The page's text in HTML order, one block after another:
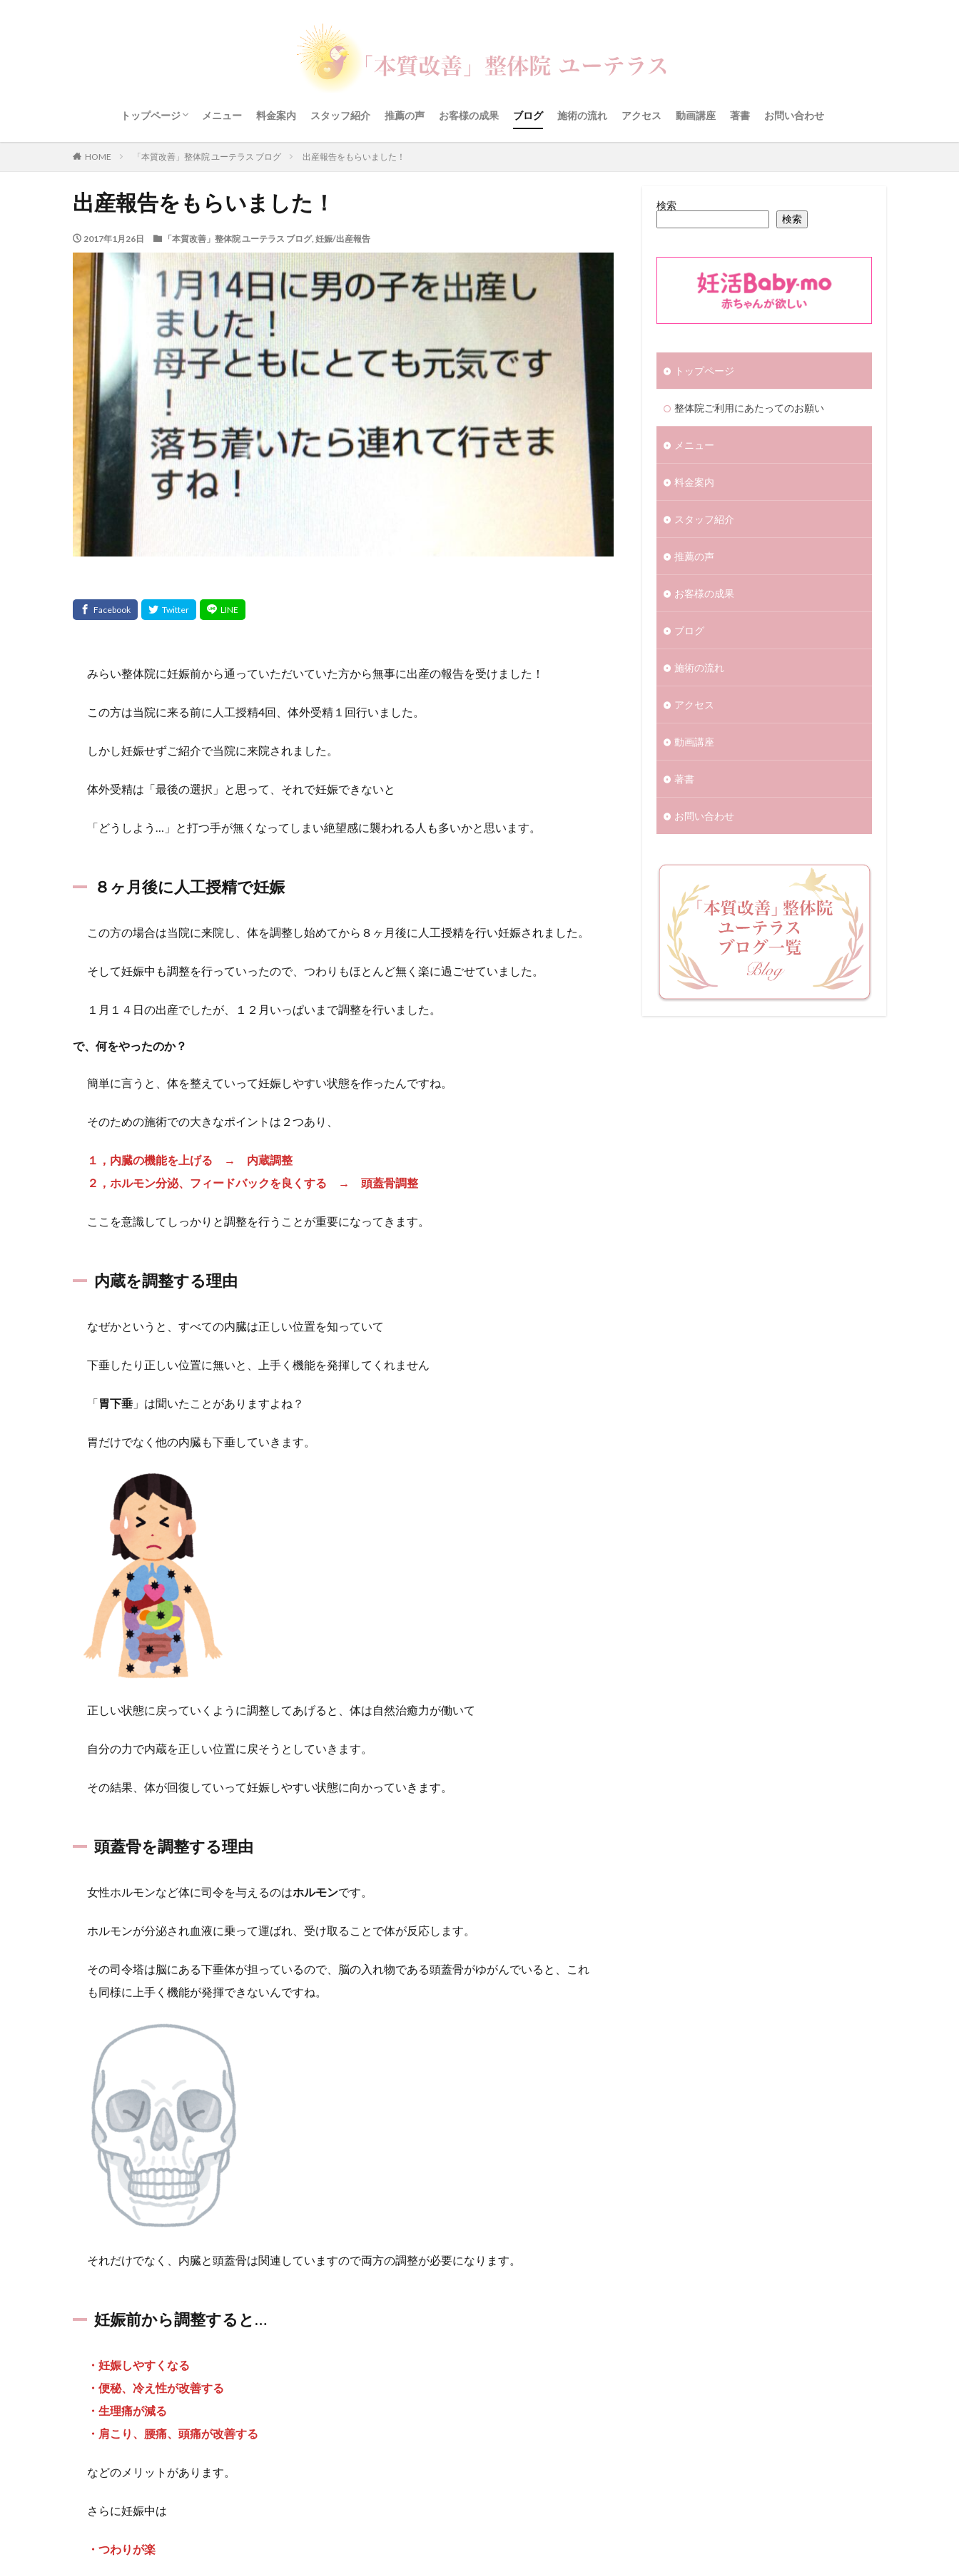
トップページ
整体院ご利用にあたってのお願い
メニュー 料金案内 スタッフ紹介 推薦の声 お客様の成果 ブログ 施術の流れ アクセス 動画講座 著書 お問い合わせ
HOME 「本質改善」整体院 ユーテラス ブログ 出産報告をもらいました！
出産報告をもらいました！
2017年1月26日 「本質改善」整体院 ユーテラス ブログ, 妊娠/出産報告
みらい整体院に妊娠前から通っていただいていた方から無事に出産の報告を受けました！
この方は当院に来る前に人工授精4回、体外受精１回行いました。
しかし妊娠せずご紹介で当院に来院されました。
体外受精は「最後の選択」と思って、それで妊娠できないと
「どうしよう…」と打つ手が無くなってしまい絶望感に襲われる人も多いかと思います。
８ヶ月後に人工授精で妊娠
この方の場合は当院に来院し、体を調整し始めてから８ヶ月後に人工授精を行い妊娠されました。
そして妊娠中も調整を行っていったので、つわりもほとんど無く楽に過ごせていました。
１月１４日の出産でしたが、１２月いっぱいまで調整を行いました。
で、何をやったのか？
簡単に言うと、体を整えていって妊娠しやすい状態を作ったんですね。
そのための施術での大きなポイントは２つあり、
１，内臓の機能を上げる → 内蔵調整
２，ホルモン分泌、フィードバックを良くする → 頭蓋骨調整
ここを意識してしっかりと調整を行うことが重要になってきます。
内蔵を調整する理由
なぜかというと、すべての内臓は正しい位置を知っていて
下垂したり正しい位置に無いと、上手く機能を発揮してくれません
「胃下垂 」は聞いたことがありますよね？
胃だけでなく他の内臓も下垂していきます。
正しい状態に戻っていくように調整してあげると、体は自然治癒力が働いて
自分の力で内蔵を正しい位置に戻そうとしていきます。
その結果、体が回復していって妊娠しやすい状態に向かっていきます。
頭蓋骨を調整する理由
女性ホルモンなど体に司令を与えるのはホルモンです。
ホルモンが分泌され血液に乗って運ばれ、受け取ることで体が反応します。
その司令塔は脳にある下垂体が担っているので、脳の入れ物である頭蓋骨がゆがんでいると、これ
も同様に上手く機能が発揮できないんですね。
それだけでなく、内臓と頭蓋骨は関連していますので両方の調整が必要になります。
妊娠前から調整すると…
・妊娠しやすくなる
・便秘、冷え性が改善する
・生理痛が減る
・肩こり、腰痛、頭痛が改善する
などのメリットがあります。
さらに妊娠中は
・つわりが楽
検索
検索
トップページ
整体院ご利用にあたってのお願い
メニュー
料金案内
スタッフ紹介
推薦の声
お客様の成果
ブログ
施術の流れ
アクセス
動画講座
著書
お問い合わせ